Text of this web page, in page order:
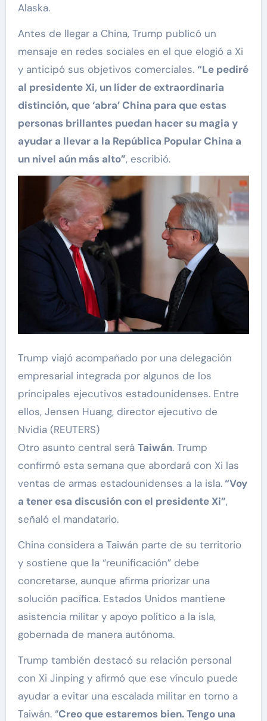
Alaska.
Antes de llegar a China, Trump publicó un
mensaje en redes sociales en el que elogió a Xi
y anticipó sus objetivos comerciales. “Le pediré
al presidente Xi, un líder de extraordinaria
distinción, que ‘abra’ China para que estas
personas brillantes puedan hacer su magia y
ayudar a llevar a la República Popular China a
un nivel aún más alto”, escribió.
Trump viajó acompañado por una delegación
empresarial integrada por algunos de los
principales ejecutivos estadounidenses. Entre
ellos, Jensen Huang, director ejecutivo de
Nvidia (REUTERS)
Otro asunto central será Taiwán. Trump
confirmó esta semana que abordará con Xi las
ventas de armas estadounidenses a la isla.“Voy
a tener esa discusión con el presidente Xi”,
señaló el mandatario.
China considera a Taiwán parte de su territorio
y sostiene que la “reunificación” debe
concretarse, aunque afirma priorizar una
solución pacífica. Estados Unidos mantiene
asistencia militar y apoyo político a la isla,
gobernada de manera autónoma.
Trump también destacó su relación personal
con Xi Jinping y afirmó que ese vínculo puede
ayudar a evitar una escalada militar en torno a
Taiwán. “Creo que estaremos bien. Tengo una